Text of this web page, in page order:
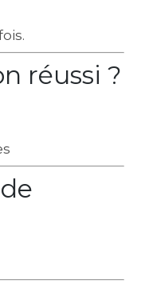
réussi ?